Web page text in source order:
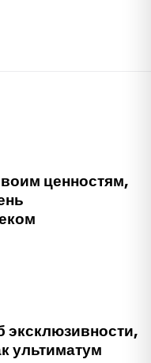
ценностям,
эксклюзивности,
ультиматум